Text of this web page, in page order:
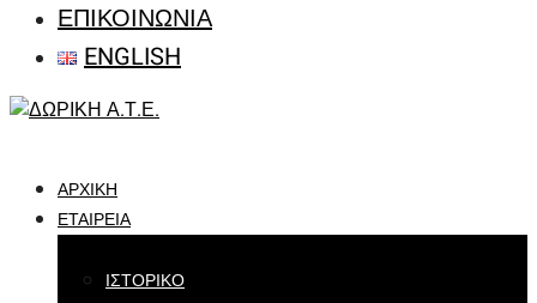
ΕΠΙΚΟΙΝΩΝΙΑ
ENGLISH
ΑΡΧΙΚΉ
ΕΤΑΙΡΕΊΑ
ΙΣΤΟΡΙΚΟ